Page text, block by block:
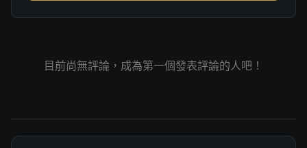
目前尚無評論，成為第一個發表評論的人吧！